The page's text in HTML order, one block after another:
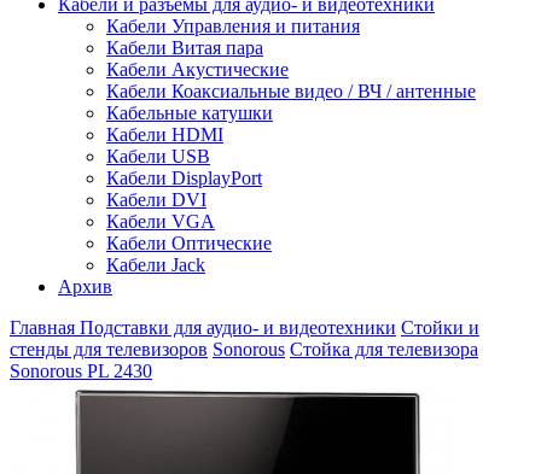
Кабели Управления и питания
Кабели Витая пара
Кабели Акустические
Кабели Коаксиальные видео / ВЧ / антенные
Кабельные катушки
Кабели HDMI
Кабели USB
Кабели DisplayPort
Кабели DVI
Кабели VGA
Кабели Оптические
Кабели Jack
Архив
Главная Подставки для аудио- и видеотехники Стойки и
стенды для телевизоров Sonorous Стойка для телевизора
Sonorous PL 2430